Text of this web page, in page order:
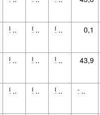
l .. l .. l .. 0,1
l .. l .. l .. 43,9
l .. l .. l .. - ..